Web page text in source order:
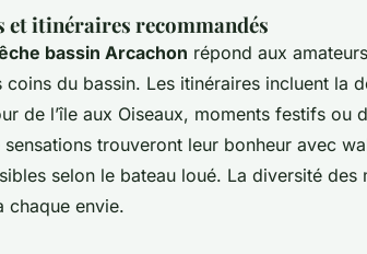
et itinéraires recommandés
bassin Arcachon répond aux
du bassin. Les itinéraires incluent la
de l’île aux Oiseaux, moments festifs ou
sensations trouveront leur bonheur avec
selon le bateau loué. La diversité des
chaque envie.